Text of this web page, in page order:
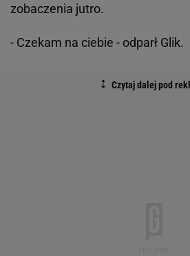
zobaczenia jutro.
- Czekam na ciebie - odparł Glik.